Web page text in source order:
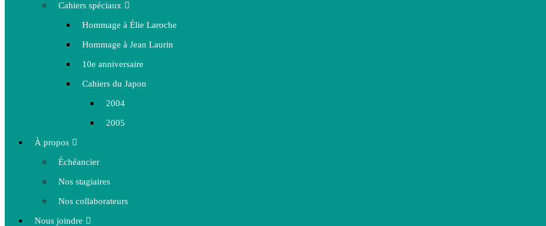
Cahiers spéciaux
Hommage à Élie Laroche
Hommage à Jean Laurin
10e anniversaire
Cahiers du Japon
2004
2005
À propos
Échéancier
Nos stagiaires
Nos collaborateurs
Nous joindre